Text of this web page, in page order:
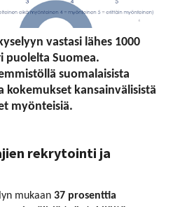
vastasi lähes 1000
puolelta Suomea.
suomalaisista
kokemukset kansainvälisistä
myönteisiä.
rekrytointi ja
mukaan 37 prosenttia